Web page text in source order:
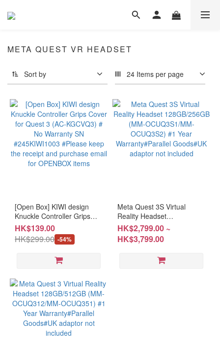
META QUEST VR HEADSET
Sort by 24 Items per page
[Open Box] KIWI design
Knuckle Controller Grips
Cover for Quest 3 (AC-
KGCVQ3) # No Warranty
SN #245KIWI1003 #Please
purchase email for
HK$139.00
HK$299.00 -54%
Meta Quest 3S Virtual
Reality Headset
128GB/256GB (MM-
OCUQ3S1/MM-OCUQ3S2)
#1 Year Warranty#Parallel
HK$2,799.00 ~
HK$3,799.00